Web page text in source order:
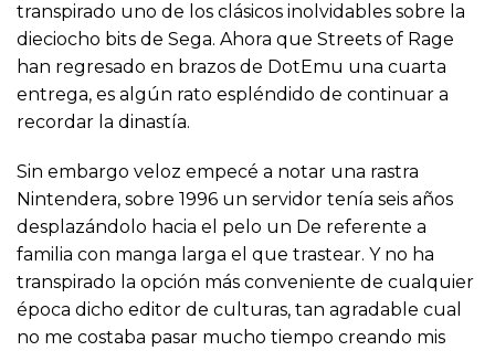
transpirado uno de los clásicos inolvidables sobre la
dieciocho bits de Sega. Ahora que Streets of Rage
han regresado en brazos de DotEmu una cuarta
entrega, es algún rato espléndido de continuar a
recordar la dinastía.
Sin embargo veloz empecé a notar una rastra
Nintendera, sobre 1996 un servidor tenía seis años
desplazándolo hacia el pelo un De referente a
familia con manga larga el que trastear. Y no ha
transpirado la opción más conveniente de cualquier
época dicho editor de culturas, tan agradable cual
no me costaba pasar mucho tiempo creando mis